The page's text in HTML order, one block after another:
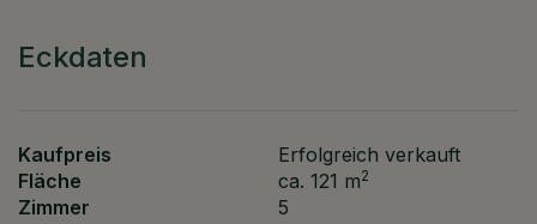
Eckdaten
Kaufpreis
Erfolgreich verkauft
Fläche
ca. 121 m2
Zimmer 5